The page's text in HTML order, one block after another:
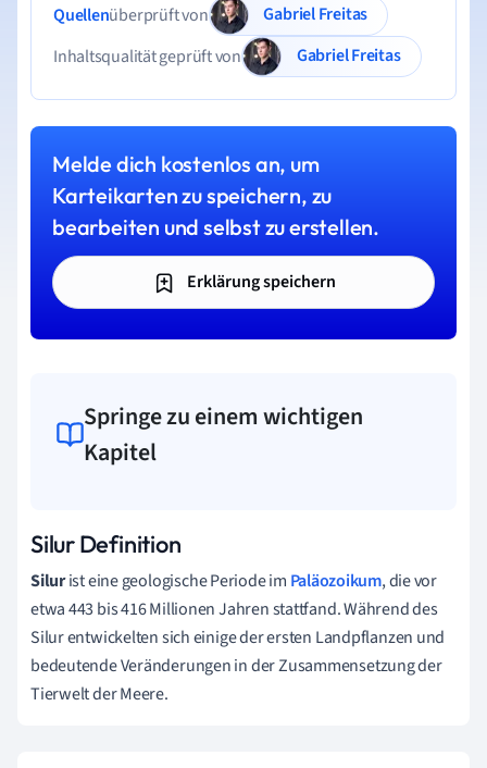
Quellenüberprüft von
Gabriel Freitas
Inhaltsqualität geprüft von
Gabriel Freitas
Melde dich kostenlos an, um
Karteikarten zu speichern, zu
bearbeiten und selbst zu erstellen.
Erklärung speichern
Springe zu einem wichtigen
Kapitel
Silur Definition
Silurist eine geologische Periode im Paläozoikum, die vor
etwa 443 bis 416 Millionen Jahren stattfand. Während des
Silur entwickelten sich einige der ersten Landpflanzen und
bedeutende Veränderungen in der Zusammensetzung der
Tierwelt der Meere.